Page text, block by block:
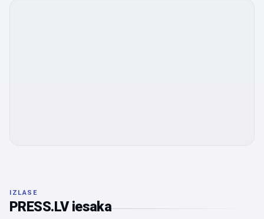
IZLASE
PRESS.LV iesaka